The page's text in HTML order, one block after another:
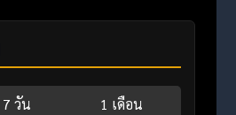
7 วัน 1 เดือน